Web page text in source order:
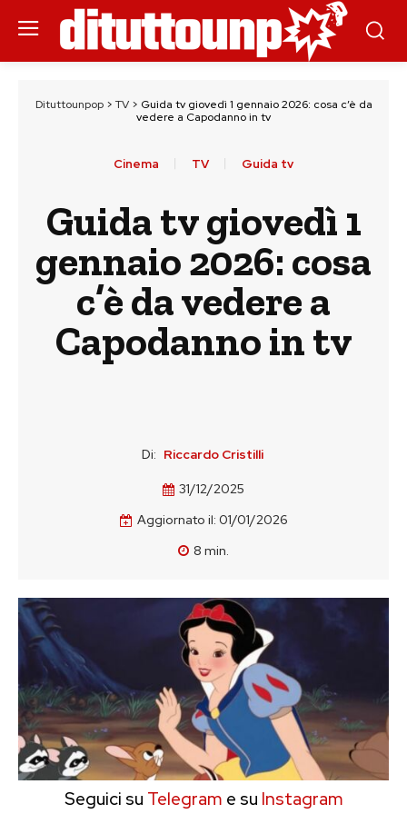
Dituttounpop> TV> Guida tv giovedì 1 gennaio 2026: cosa c’è da
vedere a Capodanno in tv
Cinema TV Guida tv
Guida tv giovedì 1
gennaio 2026: cosa
c’è da vedere a
Capodanno in tv
Di: Riccardo Cristilli
31/12/2025
Aggiornato il: 01/01/2026
8 min.
Seguici su Telegram e su Instagram